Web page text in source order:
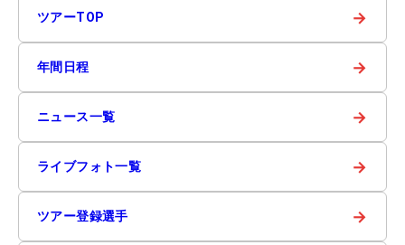
ツアーTOP →
年間日程 →
ニュース一覧 →
ライブフォト一覧 →
ツアー登録選手 →